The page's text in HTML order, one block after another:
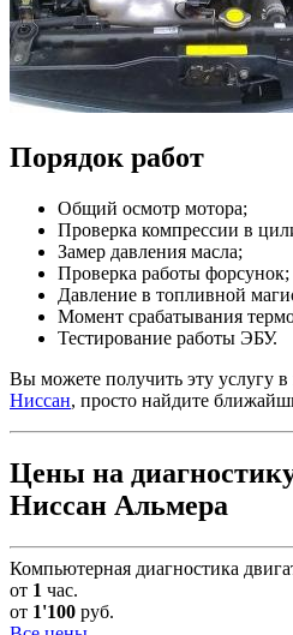
Порядок работ
Общий осмотр мотора;
Проверка компрессии в
Замер давления масла;
Проверка работы форсунок;
Давление в топливной
Момент срабатывания
Тестирование работы ЭБУ.
Вы можете получить эту услугу
Ниссан, просто найдите
Цены на
Ниссан Альмера
Компьютерная диагностика
от 1 час.
от 1'100 руб.